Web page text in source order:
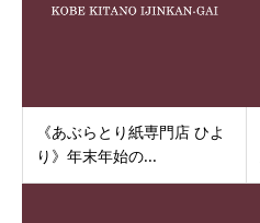
《あぶらとり紙専門店 ひよ
り》年末年始の...